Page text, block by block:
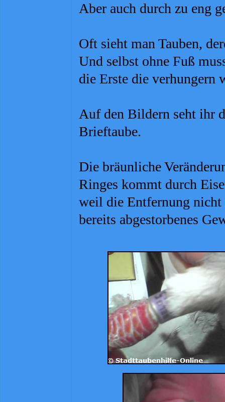
Aber auch durch zu eng
Oft sieht man Tauben,
Und selbst ohne Fuß
die Erste die verhungern
Auf den Bildern seht ihr
Brieftaube.
Die bräunliche
Ringes kommt durch
weil die Entfernung
bereits abgestorbenes